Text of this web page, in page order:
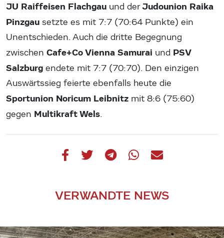
JU Raiffeisen Flachgau und derJudounion Raika
Pinzgau setzte es mit 7:7 (70:64 Punkte) ein
Unentschieden. Auch die dritte Begegnung
zwischen Cafe+Co Vienna Samurai und PSV
Salzburg endete mit 7:7 (70:70). Den einzigen
Auswärtssieg feierte ebenfalls heute die
Sportunion Noricum Leibnitz mit 8:6 (75:60)
gegen Multikraft Wels.
VERWANDTE NEWS